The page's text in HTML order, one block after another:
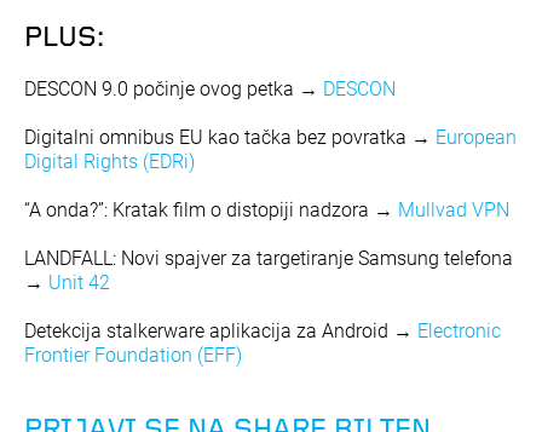
PLUS:
DESCON 9.0 počinje ovog petka → DESCON
Digitalni omnibus EU kao tačka bez povratka → European
Digital Rights (EDRi)
“A onda?”: Kratak film o distopiji nadzora → Mullvad VPN
LANDFALL: Novi spajver za targetiranje Samsung telefona
→ Unit 42
Detekcija stalkerware aplikacija za Android → Electronic
Frontier Foundation (EFF)